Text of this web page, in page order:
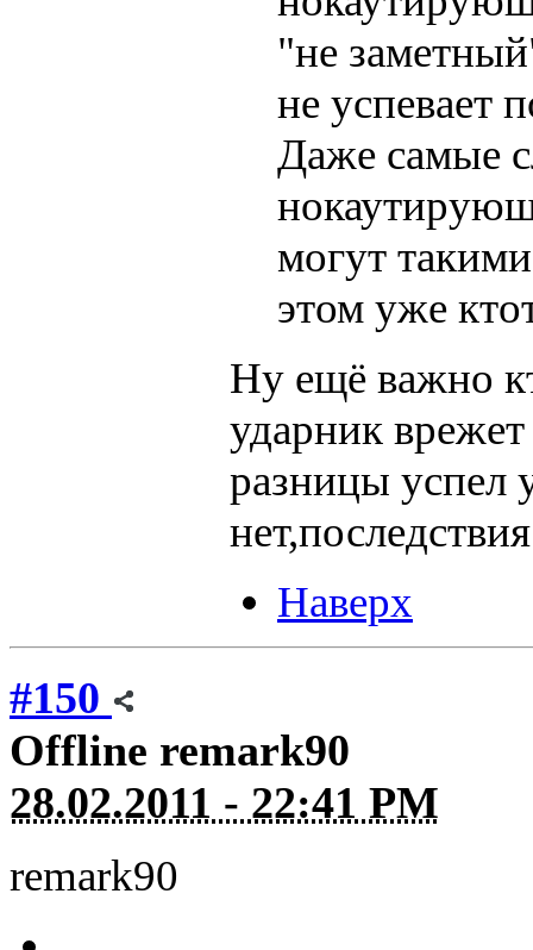
"не
не успевает
Даже самые
могут
этом уже
Ну ещё важно
ударник
разницы успел
Наверх
#150
Offline remark90
28.02.2011 - 22:41 PM
remark90